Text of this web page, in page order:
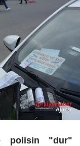
polisin "dur"